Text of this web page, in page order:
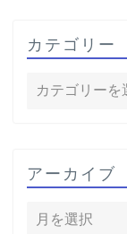
カテゴリー
アーカイブ